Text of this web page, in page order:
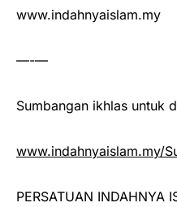
www.indahnyaislam.my
—-—
Sumbangan ikhlas untuk
www.indahnyaislam.my/
PERSATUAN INDAHNYA